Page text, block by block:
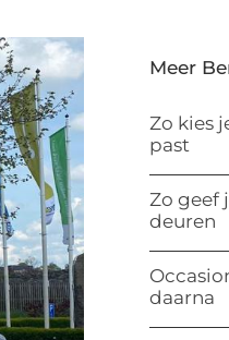
Meer
Zo kies
past
Zo geef
deuren
daarna